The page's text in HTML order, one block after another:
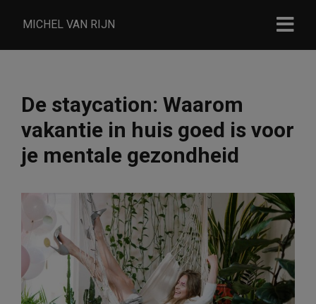
MICHEL VAN RIJN
De staycation: Waarom
vakantie in huis goed is voor
je mentale gezondheid